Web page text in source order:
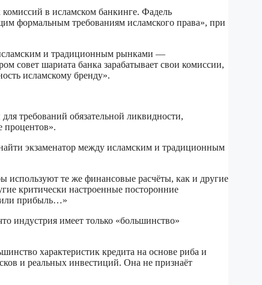
в исламском банкинге. Фадель
формальным требованиям исламского права», при
исламским и традиционным рынками —
совет шариата банка зарабатывает свои комиссии,
исламскому бренду».
требований обязательной ликвидности,
процентов».
экзаменатор между исламским и традиционным
используют те же финансовые расчёты, как и другие
критически настроенные посторонние
или прибыль…»
индустрия имеет только «большинство»
характеристик кредита на основе риба и
и реальных инвестиций. Она не признаёт